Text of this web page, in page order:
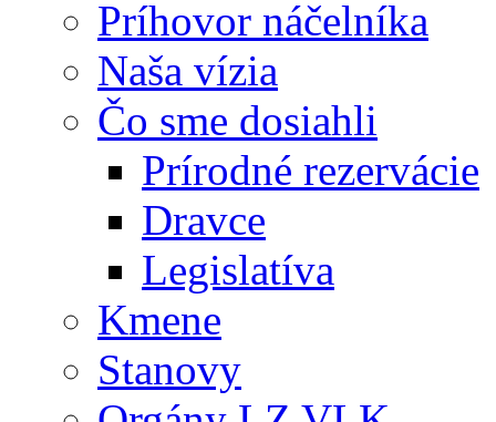
Príhovor náčelníka
Naša vízia
Čo sme dosiahli
Prírodné rezervácie
Dravce
Legislatíva
Kmene
Stanovy